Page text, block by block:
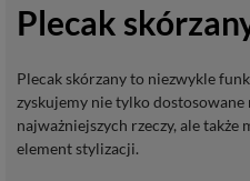
Plecak
Plecak skórzany to niezwykle
zyskujemy nie tylko
najważniejszych rzeczy, ale
element stylizacji.